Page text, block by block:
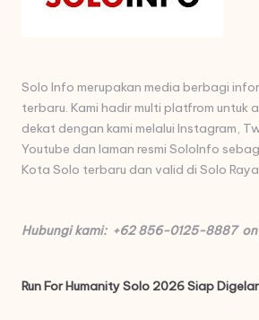
Solo Info merupakan media berbagi
terbaru. Kami hadir multi platfrom untuk
dekat dengan kami melalui Instagram,
Youtube dan laman resmi SoloInfo
Kota Solo terbaru dan valid di Solo
Hubungi kami: +62 856-0125-8887
Run For Humanity Solo 2026 Siap